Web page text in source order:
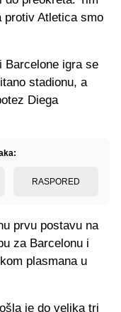
protiv Atletica smo
Barcelone igra se
stadionu, a
Diega
RASPORED
prvu postavu na
za Barcelonu i
plasmana u
je do velika tri